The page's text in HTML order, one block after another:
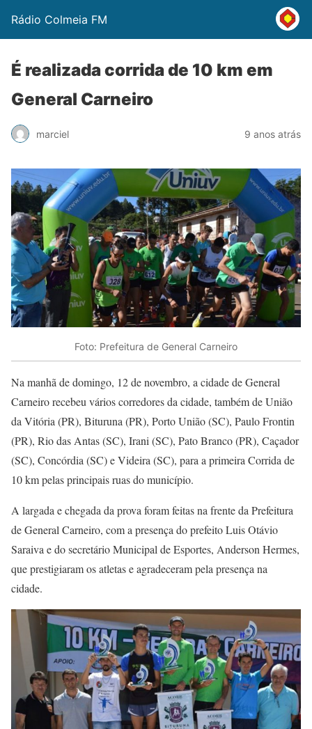
Rádio Colmeia FM
É realizada corrida de 10 km em
General Carneiro
marciel 9 anos atrás
Foto: Prefeitura de General Carneiro
Na manhã de domingo, 12 de novembro, a cidade de General
Carneiro recebeu vários corredores da cidade, também de União
da Vitória (PR), Bituruna (PR), Porto União (SC), Paulo Frontin
(PR), Rio das Antas (SC), Irani (SC), Pato Branco (PR), Caçador
(SC), Concórdia (SC) e Videira (SC), para a primeira Corrida de
10 km pelas principais ruas do município.
A largada e chegada da prova foram feitas na frente da Prefeitura
de General Carneiro, com a presença do prefeito Luis Otávio
Saraiva e do secretário Municipal de Esportes, Anderson Hermes,
que prestigiaram os atletas e agradeceram pela presença na
cidade.